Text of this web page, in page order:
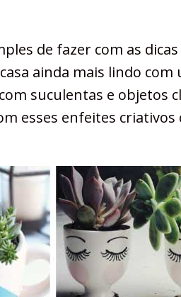
de fazer com as
ainda mais lindo com
suculentas e objetos
esses enfeites criativos